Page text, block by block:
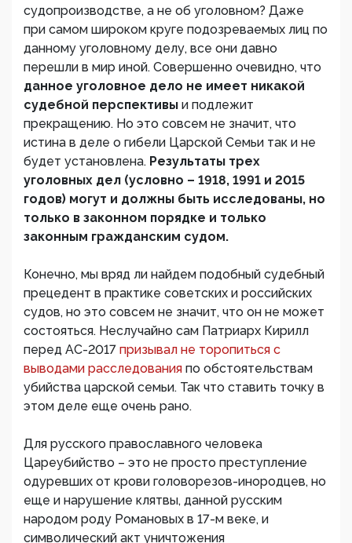
судопроизводстве, а не об уголовном? Даже
при самом широком круге подозреваемых лиц по
данному уголовному делу, все они давно
перешли в мир иной. Совершенно очевидно, что
данное уголовное дело не имеет никакой
судебной перспективы и подлежит
прекращению. Но это совсем не значит, что
истина в деле о гибели Царской Семьи так и не
будет установлена. Результаты трех
уголовных дел (условно – 1918, 1991 и 2015
годов) могут и должны быть исследованы, но
только в законном порядке и только
законным гражданским судом.
Конечно, мы вряд ли найдем подобный судебный
прецедент в практике советских и российских
судов, но это совсем не значит, что он не может
состояться. Неслучайно сам Патриарх Кирилл
перед АС-2017 призывал не торопиться с
выводами расследования по обстоятельствам
убийства царской семьи. Так что ставить точку в
этом деле еще очень рано.
Для русского православного человека
Цареубийство – это не просто преступление
одуревших от крови головорезов-инородцев, но
еще и нарушение клятвы, данной русским
народом роду Романовых в 17-м веке, и
символический акт уничтожения